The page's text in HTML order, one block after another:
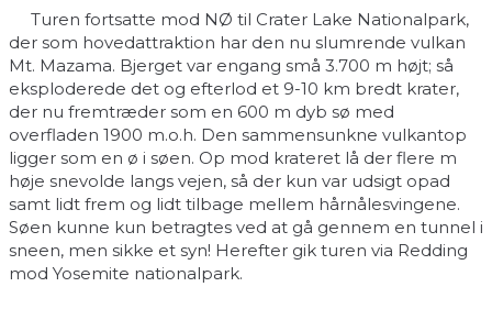
Turen fortsatte mod NØ til Crater Lake Nationalpark,
der som hovedattraktion har den nu slumrende vulkan
Mt. Mazama. Bjerget var engang små 3.700 m højt; så
eksploderede det og efterlod et 9-10 km bredt krater,
der nu fremtræder som en 600 m dyb sø med
overfladen 1900 m.o.h. Den sammensunkne vulkantop
ligger som en ø i søen. Op mod krateret lå der flere m
høje snevolde langs vejen, så der kun var udsigt opad
samt lidt frem og lidt tilbage mellem hårnålesvingene.
Søen kunne kun betragtes ved at gå gennem en tunnel i
sneen, men sikke et syn! Herefter gik turen via Redding
mod Yosemite nationalpark.